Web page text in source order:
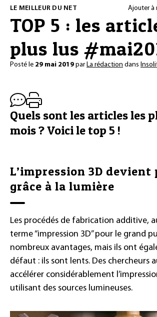
LE MEILLEUR DU NET Ajouter à
TOP 5 : les
plus lus
Posté le 29 mai 2019 parLa rédaction dans
Quels sont les articles les
mois ? Voici le top 5 !
L’impression 3D
grâce à la lumière
Les procédés de fabrication additive,
terme “impression 3D” pour le grand
nombreux avantages, mais ils ont
défaut : ils sont lents. Des chercheurs
accélérer considérablement
utilisant des sources lumineuses.